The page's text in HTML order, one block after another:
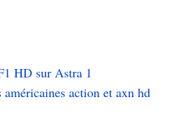
HD sur Astra 1
américaines action et axn hd